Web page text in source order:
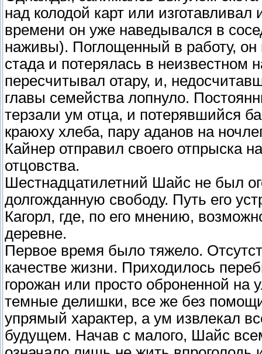
над колодой карт или
времени он уже наведывался в
наживы). Поглощенный в работу, он
стада и потерялась в неизвестном
пересчитывал отару, и,
главы семейства лопнуло.
терзали ум отца, и потерявшийся
краюху хлеба, пару аданов на
Кайнер отправил своего отпрыска
отцовства.
Шестнадцатилетний Шайс не был
долгожданную свободу. Путь его
Кагорл, где, по его мнению,
деревне.
Первое время было тяжело.
качестве жизни. Приходилось
горожан или просто оброненной на
темные делишки, все же без
упрямый характер, а ум извлекал
будущем. Начав с малого, Шайс